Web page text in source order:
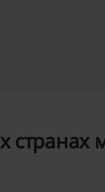
странах